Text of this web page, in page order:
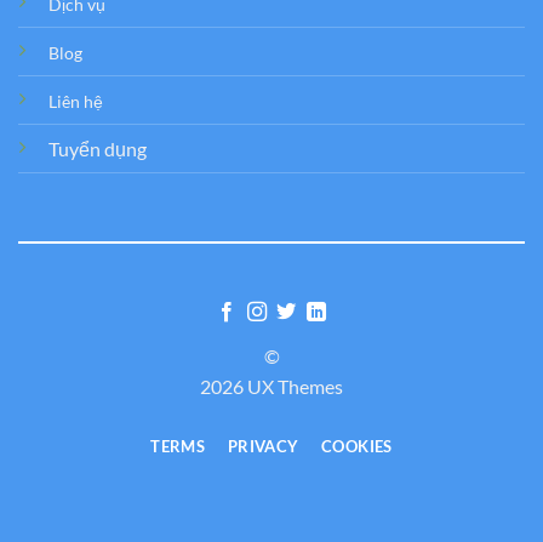
Blog
Liên hệ
Tuyển dụng
©
2026 UX Themes
TERMS PRIVACY COOKIES